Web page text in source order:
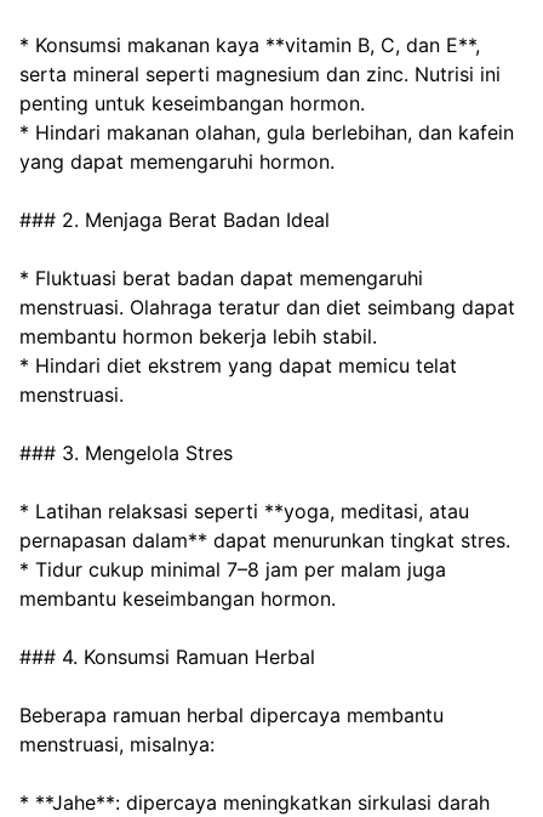
* Konsumsi makanan kaya **vitamin B, C, dan E**,
serta mineral seperti magnesium dan zinc. Nutrisi ini
penting untuk keseimbangan hormon.
* Hindari makanan olahan, gula berlebihan, dan kafein
yang dapat memengaruhi hormon.
### 2. Menjaga Berat Badan Ideal
* Fluktuasi berat badan dapat memengaruhi
menstruasi. Olahraga teratur dan diet seimbang dapat
membantu hormon bekerja lebih stabil.
* Hindari diet ekstrem yang dapat memicu telat
menstruasi.
### 3. Mengelola Stres
* Latihan relaksasi seperti **yoga, meditasi, atau
pernapasan dalam** dapat menurunkan tingkat stres.
* Tidur cukup minimal 7–8 jam per malam juga
membantu keseimbangan hormon.
### 4. Konsumsi Ramuan Herbal
Beberapa ramuan herbal dipercaya membantu
menstruasi, misalnya:
* **Jahe**: dipercaya meningkatkan sirkulasi darah